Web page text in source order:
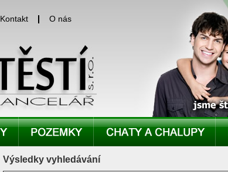
Kontakt O nás
Výsledky vyhledávání